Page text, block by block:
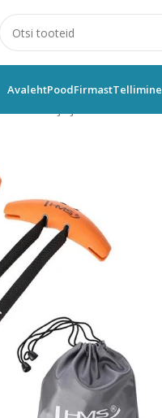
AvalehtPoodFirmastTellimine